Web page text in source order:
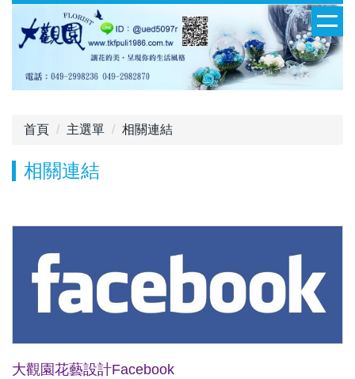
首頁 主選單 相關連結
相關連結
大觀園花藝設計Facebook